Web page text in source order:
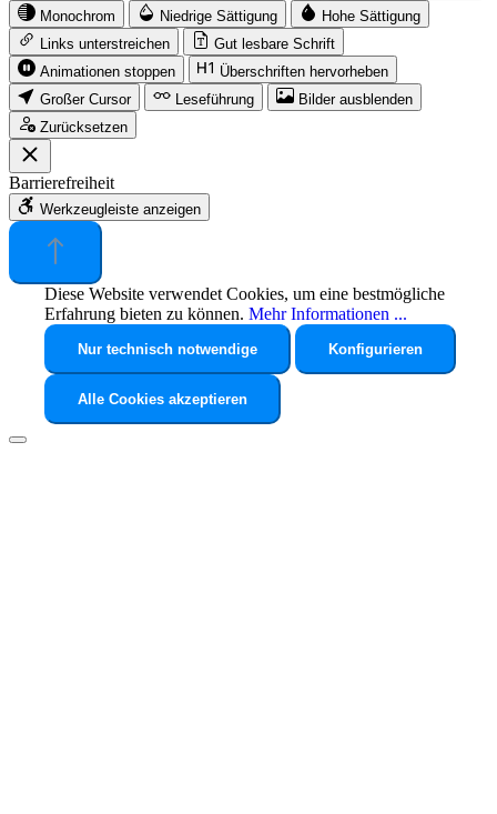
Monochrom
Niedrige Sättigung
Hohe Sättigung
Links unterstreichen
Gut lesbare Schrift
Animationen stoppen
Überschriften hervorheben
Großer Cursor
Leseführung
Bilder ausblenden
Zurücksetzen
Barrierefreiheit
Werkzeugleiste anzeigen
Diese Website verwendet Cookies, um eine bestmögliche
Erfahrung bieten zu können. Mehr Informationen ...
Nur technisch notwendige Konfigurieren
Alle Cookies akzeptieren